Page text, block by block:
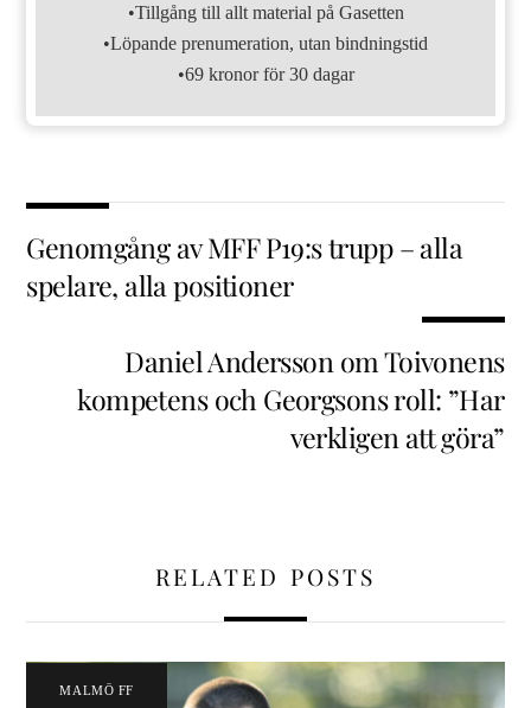
•Tillgång till allt material på Gasetten
•Löpande prenumeration, utan bindningstid
•69 kronor för 30 dagar
Genomgång av MFF P19:s trupp – alla
spelare, alla positioner
Daniel Andersson om Toivonens
kompetens och Georgsons roll: ”Har
verkligen att göra”
RELATED POSTS
MALMÖ FF